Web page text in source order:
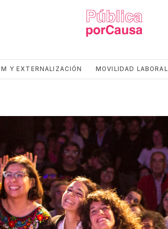
Y EXTERNALIZACIÓN MOVILIDAD LABORAL